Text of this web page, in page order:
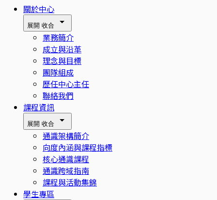
關於中心
展開 收合
業務簡介
成立與沿革
理念與目標
團隊組成
歷任中心主任
聯絡我們
課程資訊
展開 收合
通識架構簡介
向度內涵與課程指標
核心通識課程
通識跨域指南
課程與活動集錦
學生專區